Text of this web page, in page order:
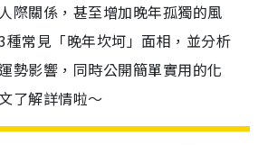
際關係，甚至增加晚年孤獨的風
種常見「晚年坎坷」面相，並分析
勢影響，同時公開簡單實用的化
了解詳情啦～